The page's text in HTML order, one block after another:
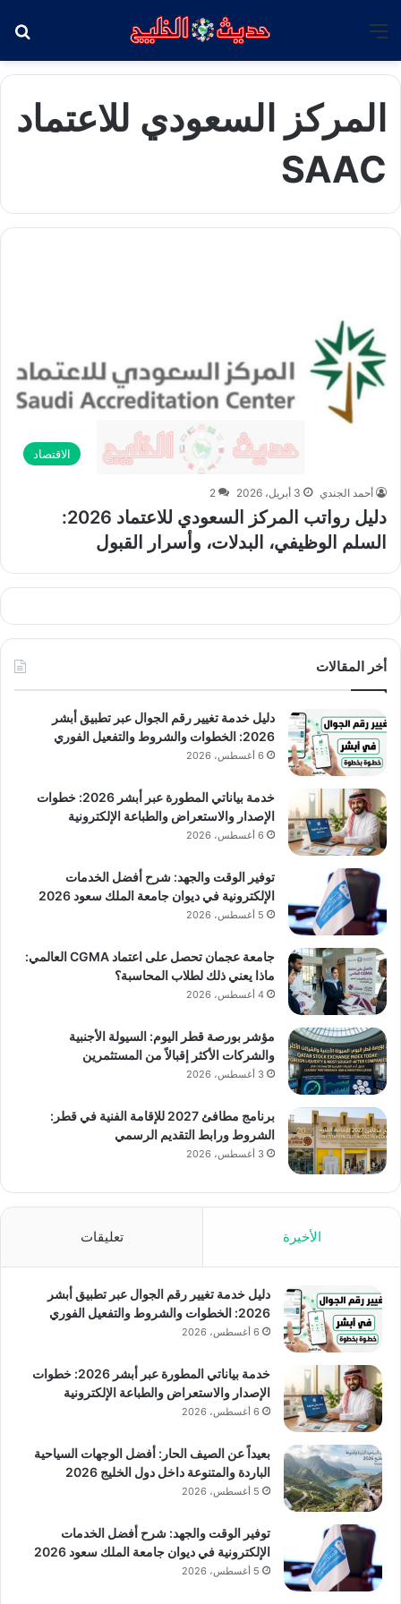
المركز السعودي للاعتماد
SAAC
الاقتصاد
أحمد الجندي 3 أبريل، 2026 2
دليل رواتب المركز السعودي للاعتماد 2026:
السلم الوظيفي، البدلات، وأسرار القبول
أخر المقالات
دليل خدمة تغيير رقم الجوال عبر تطبيق أبشر
2026: الخطوات والشروط والتفعيل الفوري
6 أغسطس، 2026
خدمة بياناتي المطورة عبر أبشر 2026: خطوات
الإصدار والاستعراض والطباعة الإلكترونية
6 أغسطس، 2026
توفير الوقت والجهد: شرح أفضل الخدمات
الإلكترونية في ديوان جامعة الملك سعود 2026
5 أغسطس، 2026
جامعة عجمان تحصل على اعتماد CGMA العالمي:
ماذا يعني ذلك لطلاب المحاسبة؟
4 أغسطس، 2026
مؤشر بورصة قطر اليوم: السيولة الأجنبية
والشركات الأكثر إقبالاً من المستثمرين
3 أغسطس، 2026
برنامج مطافئ 2027 للإقامة الفنية في قطر:
الشروط ورابط التقديم الرسمي
3 أغسطس، 2026
الأخيرة تعليقات
دليل خدمة تغيير رقم الجوال عبر تطبيق أبشر
2026: الخطوات والشروط والتفعيل الفوري
6 أغسطس، 2026
خدمة بياناتي المطورة عبر أبشر 2026: خطوات
الإصدار والاستعراض والطباعة الإلكترونية
6 أغسطس، 2026
بعيداً عن الصيف الحار: أفضل الوجهات السياحية
الباردة والمتنوعة داخل دول الخليج 2026
5 أغسطس، 2026
توفير الوقت والجهد: شرح أفضل الخدمات
الإلكترونية في ديوان جامعة الملك سعود 2026
5 أغسطس، 2026